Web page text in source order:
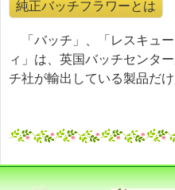
純正バッチフラワーとは
「バッチ」、「レスキュ
ィ」は、英国バッチセンタ
チ社が輸出している製品だ